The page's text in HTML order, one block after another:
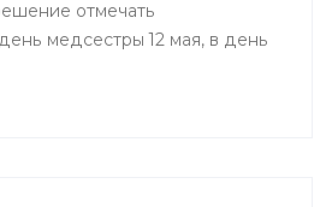
отмечать
медсестры 12 мая, в день
сестёр милосердия